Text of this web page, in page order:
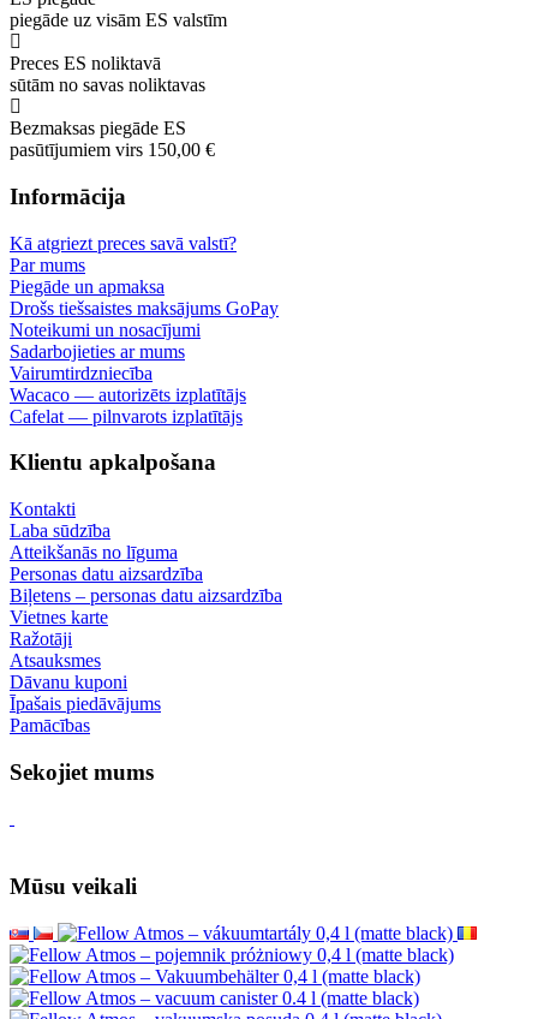
piegāde uz visām ES valstīm
Preces ES noliktavā
sūtām no savas noliktavas
Bezmaksas piegāde ES
pasūtījumiem virs 150,00 €
Informācija
Kā atgriezt preces savā valstī?
Par mums
Piegāde un apmaksa
Drošs tiešsaistes maksājums GoPay
Noteikumi un nosacījumi
Sadarbojieties ar mums
Vairumtirdzniecība
Wacaco — autorizēts izplatītājs
Cafelat — pilnvarots izplatītājs
Klientu apkalpošana
Kontakti
Laba sūdzība
Atteikšanās no līguma
Personas datu aizsardzība
Biļetens – personas datu aizsardzība
Vietnes karte
Ražotāji
Atsauksmes
Dāvanu kuponi
Īpašais piedāvājums
Pamācības
Sekojiet mums
Mūsu veikali